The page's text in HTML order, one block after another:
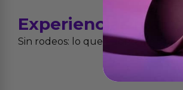
Experiencias reales
Sin rodeos: lo que cuentan